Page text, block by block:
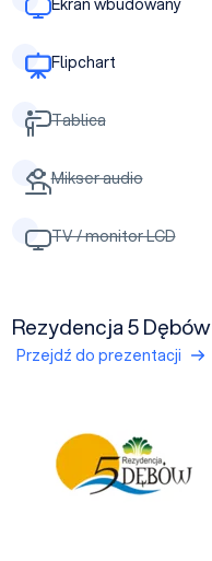
Ekran wbudowany
Flipchart
Tablica
Mikser audio
TV / monitor LCD
Rezydencja 5 Dębów
Przejdź do prezentacji